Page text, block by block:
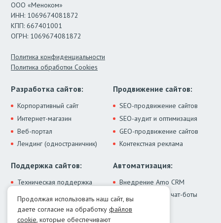
ООО «Меноком»
ИНН: 1069674081872
КПП: 667401001
ОГРН: 1069674081872
Политика конфиденциальности
Политика обработки Cookies
Разработка сайтов:
Корпоративный сайт
Интернет-магазин
Веб-портал
Лендинг (одностраничник)
Продвижение сайтов:
SEO-продвижение сайтов
SEO-аудит и оптимизация
GEO-продвижение сайтов
Контекстная реклама
Поддержка сайтов:
Техническая поддержка
Модернизация сайта
Лечение от вирусов
Автоматизация:
Внедрение Amo CRM
ИИ-ассистенты и чат-боты
Интеграции
Контакты:
Продолжая использовать наш сайт, вы
даете согласие на обработку файлов
cookie, которые обеспечивают